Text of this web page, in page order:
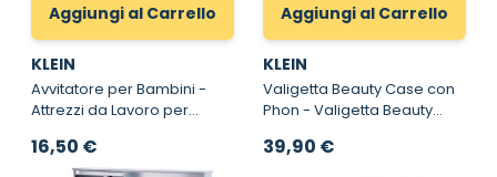
Aggiungi al Carrello
KLEIN
Avvitatore per Bambini -
Attrezzi da Lavoro per
16,50 €
Aggiungi al Carrello
KLEIN
Valigetta Beauty Case con
Phon - Valigetta Beauty
39,90 €